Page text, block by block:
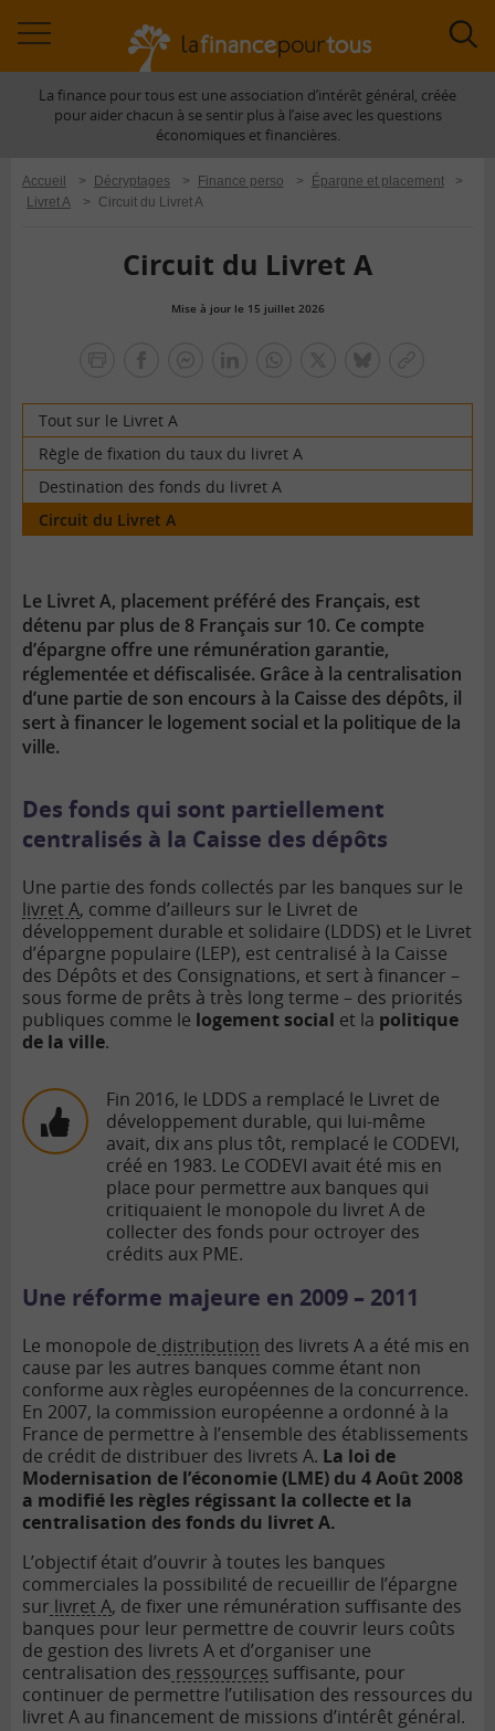
àLa finance pour tous est une association d’intérêt général, créée
pour aider chacun à se sentir plus à l’aise avec les questions
économiques et financières.
Accueil > Décryptages > Finance perso > Épargne et placement
>
Livret A
> Circuit du Livret A
Circuit du Livret A
Mise à jour le 15 juillet 2026
tous
Tout sur le Livret A
Règle de fixation du taux du livret A
Destination des fonds du livret A
Circuit du Livret A
Le Livret A, placement préféré des Français, est
détenu par plus de 8 Français sur 10. Ce compte
d’épargne offre une rémunération garantie,
réglementée et défiscalisée. Grâce à la centralisation
d’une partie de son encours à la Caisse des dépôts, il
sert à financer le logement social et la politique de la
ville.
Des fonds qui sont partiellement
centralisés à la Caisse des dépôts
Une partie des fonds collectés par les banques sur le
livret A, comme d’ailleurs sur le Livret de
développement durable et solidaire (LDDS) et le Livret
d’épargne populaire (LEP), est centralisé à la Caisse
des Dépôts et des Consignations, et sert à financer –
sous forme de prêts à très long terme – des priorités
publiques comme le logement social et la politique
de la ville.
Fin 2016, le LDDS a remplacé le Livret de
développement durable, qui lui-même
avait, dix ans plus tôt, remplacé le CODEVI,
créé en 1983. Le CODEVI avait été mis en
place pour permettre aux banques qui
critiquaient le monopole du livret A de
collecter des fonds pour octroyer des
crédits aux PME.
Une réforme majeure en 2009 – 2011
Le monopole de distribution des livrets A a été mis en
cause par les autres banques comme étant non
conforme aux règles européennes de la concurrence.
En 2007, la commission européenne a ordonné à la
France de permettre à l’ensemble des établissements
de crédit de distribuer des livrets A. La loi de
Modernisation de l’économie (LME) du 4 Août 2008
a modifié les règles régissant la collecte et la
centralisation des fonds du livret A.
L’objectif était d’ouvrir à toutes les banques
commerciales la possibilité de recueillir de l’épargne
sur livret A, de fixer une rémunération suffisante des
banques pour leur permettre de couvrir leurs coûts
de gestion des livrets A et d’organiser une
centralisation des ressources suffisante, pour
continuer de permettre l’utilisation des ressources du
livret A au financement de missions d’intérêt général.